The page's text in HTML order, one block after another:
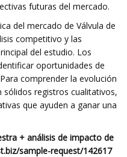
futuras del mercado.
del mercado de Válvula de
competitivo y las
del estudio. Los
oportunidades de
comprender la evolución
sólidos registros cualitativos,
que ayuden a ganar una
+ análisis de impacto de
sample-request/142617